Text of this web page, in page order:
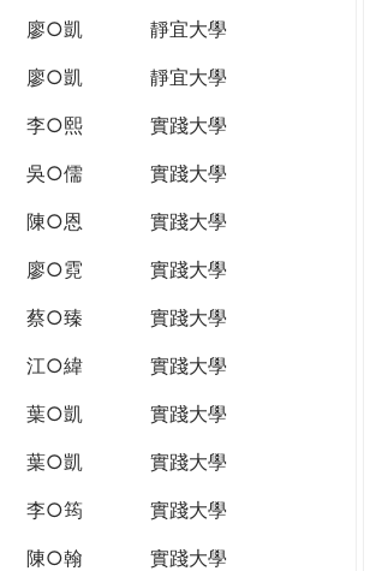
廖○凱
靜宜大學
廖○凱
靜宜大學
李○熙
實踐大學
吳○儒
實踐大學
陳○恩
實踐大學
廖○霓
實踐大學
蔡○臻
實踐大學
江○緯
實踐大學
葉○凱
實踐大學
葉○凱
實踐大學
李○筠
實踐大學
陳○翰
實踐大學